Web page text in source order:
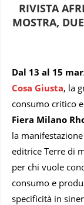
RIVISTA
MOSTRA,
Dal 13 al 15
Cosa Giusta, la
consumo critico
Fiera Milano
la
editrice Terre di
per chi vuole
consumo e
specificità in